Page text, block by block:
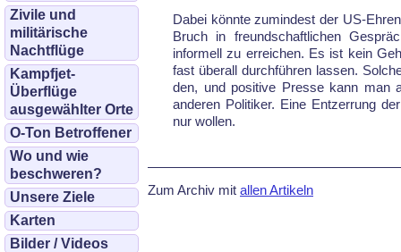
Zivile und
militärische
Nachtflüge
Kampfjet-
Überflüge
ausgewählter Orte
O-Ton Betroffener
Wo und wie
beschweren?
Unsere Ziele
Karten
Bilder / Videos
Dabei könnte zumindest der US-
Bruch in freundschaftlichen
informell zu erreichen. Es ist kein
fast überall durchführen lassen.
den, und positive Presse kann man
anderen Politiker. Eine Entzerrung
nur wollen.
Zum Archiv mit allen Artikeln